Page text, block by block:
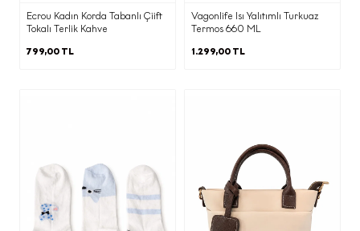
Ecrou Kadın Korda Tabanlı Çiift
Tokalı Terlik Kahve
799,00 TL
Vagonlife Isı Yalıtımlı Turkuaz
Termos 660 ML
1.299,00 TL
kişilere bildirilmesini isteme, analize
itiraz etme, zararın giderilmesini
talep etme) Veri Sorumlusuna Başvuru
TRUMP TOWER No:12 İç Kapı No:214
adresine yazılı olarak
iletebilirsiniz veya daha önce tarafımıza
bildirdiğiniz elektronik posta adresi
üzerinden
kvkk@ecrou.come-posta